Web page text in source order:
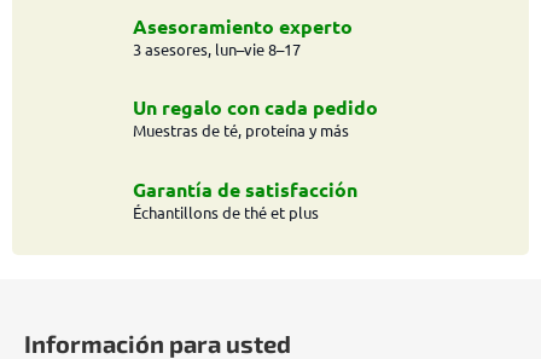
l
e
d
e
i
s
a
Asesoramiento experto
3 asesores, lun–vie 8–17
Un regalo con cada pedido
Muestras de té, proteína y más
Garantía de satisfacción
Échantillons de thé et plus
Información para usted